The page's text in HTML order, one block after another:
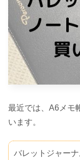
最近では、A6メモ
います。
バレットジャーナ